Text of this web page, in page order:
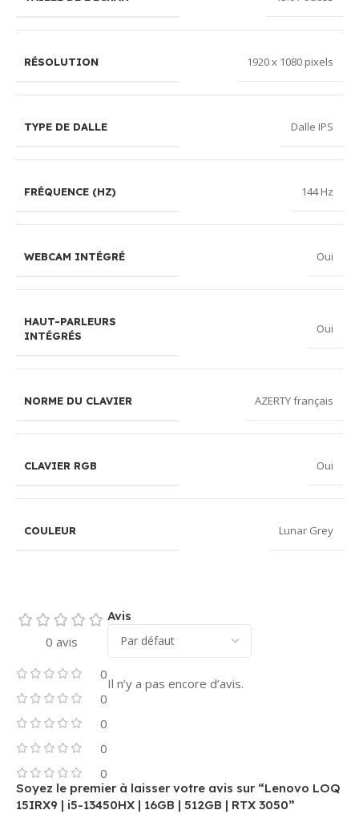
RÉSOLUTION 1920 x 1080 pixels
TYPE DE DALLE Dalle IPS
FRÉQUENCE (HZ) 144 Hz
WEBCAM INTÉGRÉ Oui
HAUT-PARLEURS
INTÉGRÉS
Oui
NORME DU CLAVIER AZERTY français
CLAVIER RGB Oui
COULEUR Lunar Grey
0 avis
0
0
0
0
0
Avis
Il n’y a pas encore d’avis.
Soyez le premier à laisser votre avis sur “Lenovo LOQ
15IRX9 | i5-13450HX | 16GB | 512GB | RTX 3050”